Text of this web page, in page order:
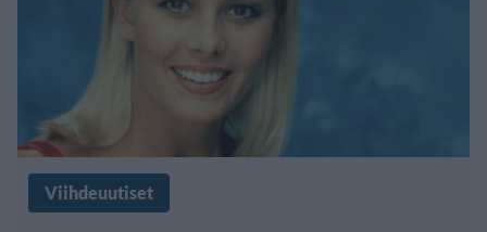
Viihdeuutiset